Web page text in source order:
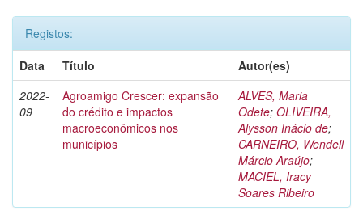
Registos:
Data
Título
Autor(es)
2022-
09
Agroamigo Crescer: expansão
do crédito e impactos
macroeconômicos nos
municípios
ALVES, Maria
Odete; OLIVEIRA,
Alysson Inácio de;
CARNEIRO, Wendell
Márcio Araújo;
MACIEL, Iracy
Soares Ribeiro